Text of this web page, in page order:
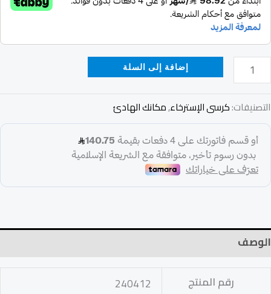
إضافة إلى السلة
التصنيفات:كرسى الإسترخاء,مكانك الهادئ
الوصف
رقم المنتج
240412